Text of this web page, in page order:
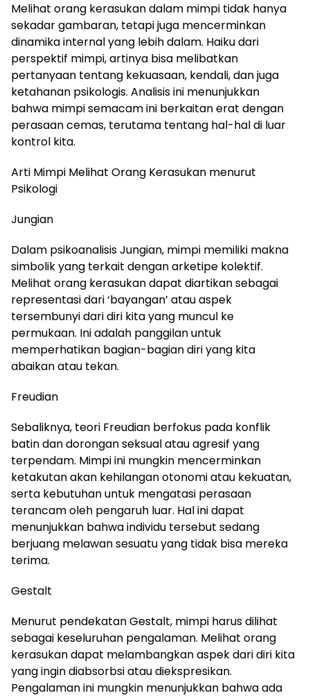
Melihat orang kerasukan dalam mimpi tidak hanya
sekadar gambaran, tetapi juga mencerminkan
dinamika internal yang lebih dalam. Haiku dari
perspektif mimpi, artinya bisa melibatkan
pertanyaan tentang kekuasaan, kendali, dan juga
ketahanan psikologis. Analisis ini menunjukkan
bahwa mimpi semacam ini berkaitan erat dengan
perasaan cemas, terutama tentang hal-hal di luar
kontrol kita.
Arti Mimpi Melihat Orang Kerasukan menurut
Psikologi
Jungian
Dalam psikoanalisis Jungian, mimpi memiliki makna
simbolik yang terkait dengan arketipe kolektif.
Melihat orang kerasukan dapat diartikan sebagai
representasi dari ‘bayangan’ atau aspek
tersembunyi dari diri kita yang muncul ke
permukaan. Ini adalah panggilan untuk
memperhatikan bagian-bagian diri yang kita
abaikan atau tekan.
Freudian
Sebaliknya, teori Freudian berfokus pada konflik
batin dan dorongan seksual atau agresif yang
terpendam. Mimpi ini mungkin mencerminkan
ketakutan akan kehilangan otonomi atau kekuatan,
serta kebutuhan untuk mengatasi perasaan
terancam oleh pengaruh luar. Hal ini dapat
menunjukkan bahwa individu tersebut sedang
berjuang melawan sesuatu yang tidak bisa mereka
terima.
Gestalt
Menurut pendekatan Gestalt, mimpi harus dilihat
sebagai keseluruhan pengalaman. Melihat orang
kerasukan dapat melambangkan aspek dari diri kita
yang ingin diabsorbsi atau diekspresikan.
Pengalaman ini mungkin menunjukkan bahwa ada